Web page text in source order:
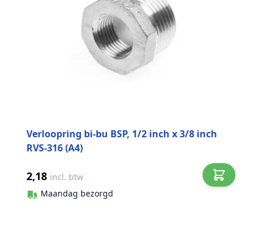
Verloopring bi-bu BSP, 1/2 inch x 3/8 inch
RVS-316 (A4)
2,18 incl. btw
Maandag bezorgd